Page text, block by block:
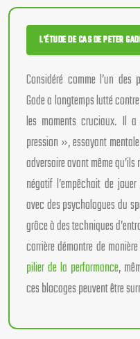
L’ÉTUDE DE CAS DE PETER
Considéré comme l’un
Gade a longtemps lutté
les moments cruciaux. Il
pression », essayant
adversaire avant même
négatif l’empêchait de
avec des psychologues du
grâce à des techniques
carrière démontre de
pilier de la performance,
ces blocages peuvent être